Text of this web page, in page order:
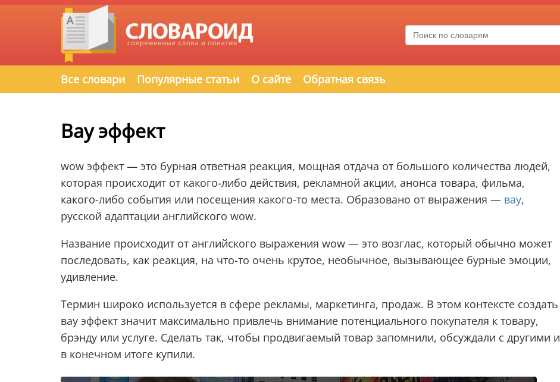
Все словари Популярные статьи О сайте Обратная связь
Вау эффект
wow эффект — это бурная ответная реакция, мощная отдача от большого количества людей,
которая происходит от какого-либо действия, рекламной акции, анонса товара, фильма,
какого-либо события или посещения какого-то места. Образовано от выражения — вау,
русской адаптации английского wow.
Название происходит от английского выражения wow — это возглас, который обычно может
последовать, как реакция, на что-то очень крутое, необычное, вызывающее бурные эмоции,
удивление.
Термин широко используется в сфере рекламы, маркетинга, продаж. В этом контексте создать
вау эффект значит максимально привлечь внимание потенциального покупателя к товару,
брэнду или услуге. Сделать так, чтобы продвигаемый товар запомнили, обсуждали с другими и
в конечном итоге купили.